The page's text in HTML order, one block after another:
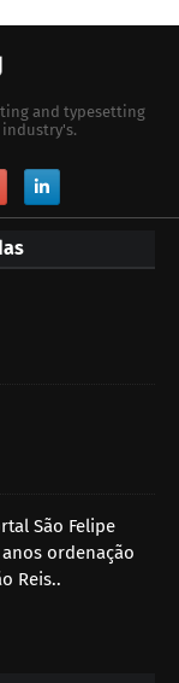
and typesetting
industry's.
São Felipe
ordenação
Reis..